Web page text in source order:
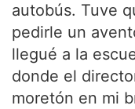
autobús. Tuve
pedirle un
llegué a la
donde el
moretón en mi